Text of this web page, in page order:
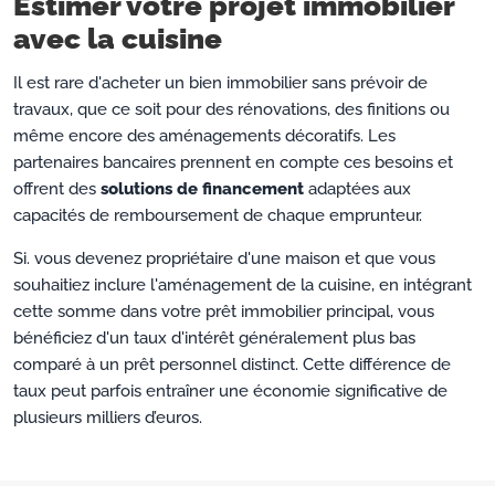
avec la cuisine
Il est rare d'acheter un bien immobilier sans prévoir de
travaux, que ce soit pour des rénovations, des finitions ou
même encore des aménagements décoratifs. Les
partenaires bancaires prennent en compte ces besoins et
offrent des solutions de financement adaptées aux
capacités de remboursement de chaque emprunteur.
Si. vous devenez propriétaire d'une maison et que vous
souhaitiez inclure l'aménagement de la cuisine, en intégrant
cette somme dans votre prêt immobilier principal, vous
bénéficiez d'un taux d'intérêt généralement plus bas
comparé à un prêt personnel distinct. Cette différence de
taux peut parfois entraîner une économie significative de
plusieurs milliers d’euros.